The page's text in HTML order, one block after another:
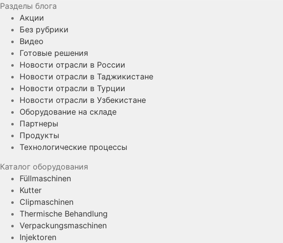
Разделы блога
Акции
Без рубрики
Видео
Готовые решения
Новости отрасли в России
Новости отрасли в Таджикистане
Новости отрасли в Турции
Новости отрасли в Узбекистане
Оборудование на складе
Партнеры
Продукты
Технологические процессы
Каталог оборудования
Füllmaschinen
Kutter
Clipmaschinen
Thermische Behandlung
Verpackungsmaschinen
Injektoren